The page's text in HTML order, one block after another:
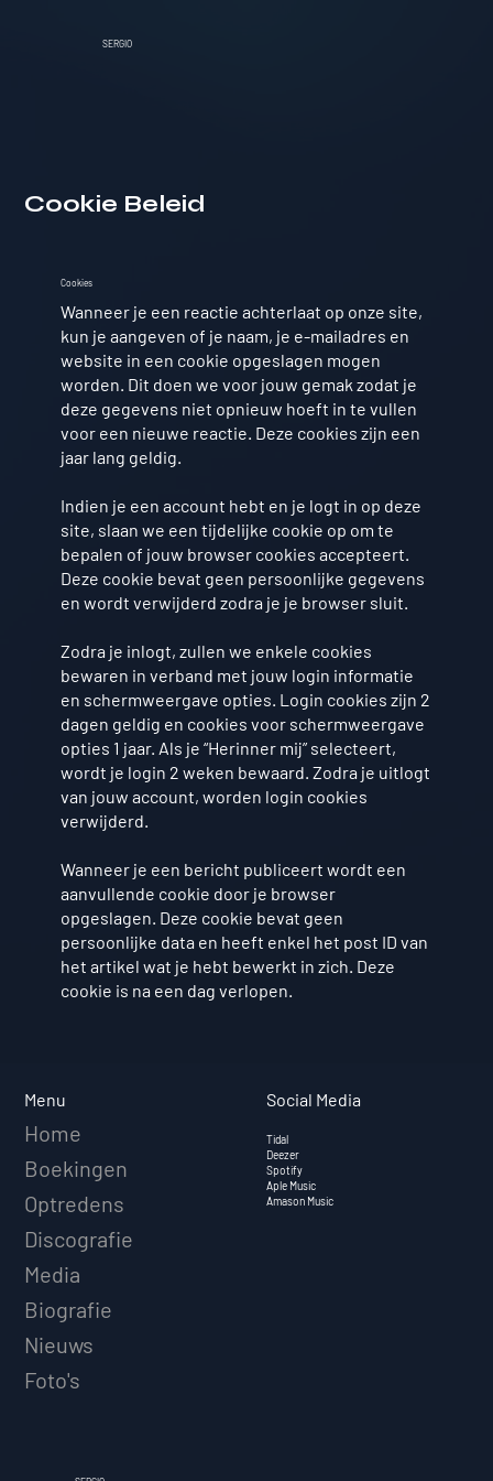
SERGIO
Cookie Beleid
Cookies
Wanneer je een reactie achterlaat op onze site,
kun je aangeven of je naam, je e-mailadres en
website in een cookie opgeslagen mogen
worden. Dit doen we voor jouw gemak zodat je
deze gegevens niet opnieuw hoeft in te vullen
voor een nieuwe reactie. Deze cookies zijn een
jaar lang geldig.
Indien je een account hebt en je logt in op deze
site, slaan we een tijdelijke cookie op om te
bepalen of jouw browser cookies accepteert.
Deze cookie bevat geen persoonlijke gegevens
en wordt verwijderd zodra je je browser sluit.
Zodra je inlogt, zullen we enkele cookies
bewaren in verband met jouw login informatie
en schermweergave opties. Login cookies zijn 2
dagen geldig en cookies voor schermweergave
opties 1 jaar. Als je “Herinner mij” selecteert,
wordt je login 2 weken bewaard. Zodra je uitlogt
van jouw account, worden login cookies
verwijderd.
Wanneer je een bericht publiceert wordt een
aanvullende cookie door je browser
opgeslagen. Deze cookie bevat geen
persoonlijke data en heeft enkel het post ID van
het artikel wat je hebt bewerkt in zich. Deze
cookie is na een dag verlopen.
Menu
Home
Boekingen
Optredens
Discografie
Media
Biografie
Nieuws
Foto's
Social Media
Tidal
Deezer
Spotify
Aple Music
Amason Music